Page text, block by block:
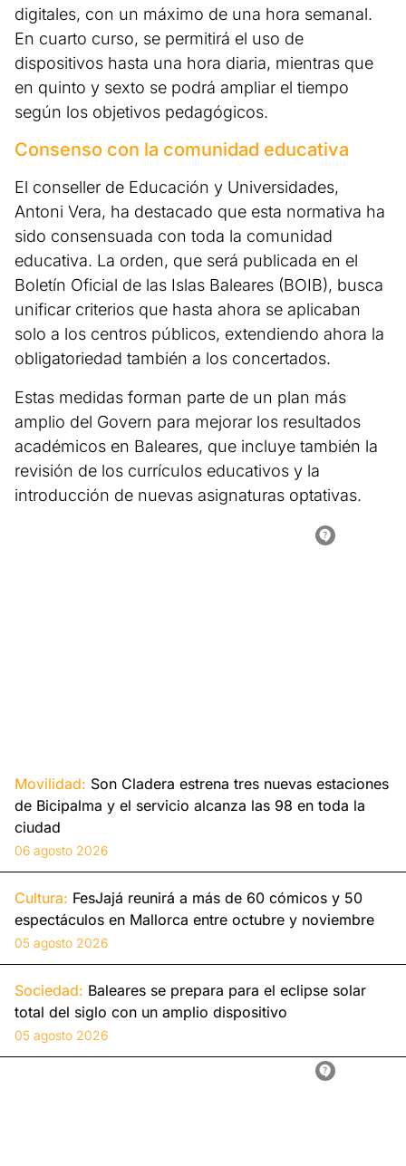
digitales, con un máximo de una hora semanal.
En cuarto curso, se permitirá el uso de
dispositivos hasta una hora diaria, mientras que
en quinto y sexto se podrá ampliar el tiempo
según los objetivos pedagógicos.
Consenso con la comunidad educativa
El conseller de Educación y Universidades,
Antoni Vera, ha destacado que esta normativa ha
sido consensuada con toda la comunidad
educativa. La orden, que será publicada en el
Boletín Oficial de las Islas Baleares (BOIB), busca
unificar criterios que hasta ahora se aplicaban
solo a los centros públicos, extendiendo ahora la
obligatoriedad también a los concertados.
Estas medidas forman parte de un plan más
amplio del Govern para mejorar los resultados
académicos en Baleares, que incluye también la
revisión de los currículos educativos y la
introducción de nuevas asignaturas optativas.
Movilidad: Son Cladera estrena tres nuevas estaciones
de Bicipalma y el servicio alcanza las 98 en toda la
ciudad
06 agosto 2026
Cultura: FesJajá reunirá a más de 60 cómicos y 50
espectáculos en Mallorca entre octubre y noviembre
05 agosto 2026
Sociedad: Baleares se prepara para el eclipse solar
total del siglo con un amplio dispositivo
05 agosto 2026